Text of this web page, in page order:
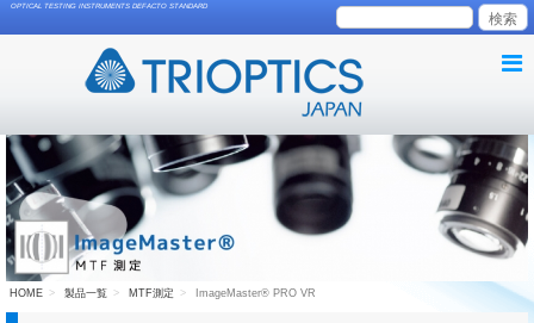
OPTICAL TESTING INSTRUMENTS DEFACTO STANDARD
HOME 製品一覧 MTF測定 ImageMaster® PRO VR